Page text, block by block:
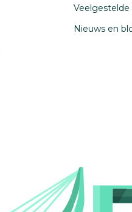
Veelgestelde
Nieuws en